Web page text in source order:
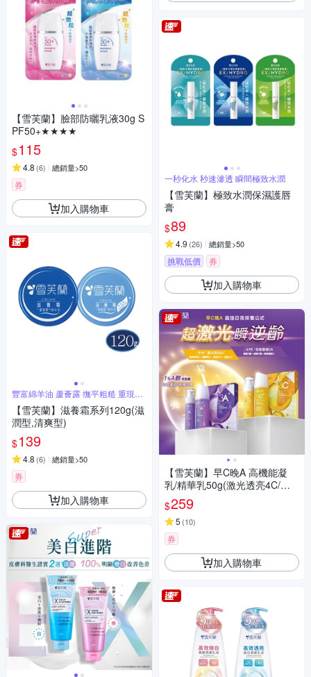
【雪芙蘭】臉部防曬乳液30g S
PF50+★★★★
$115
4.8 (6) 總銷量>50
券
加入購物車
豐富綿羊油 蘆薈露 撫平粗糙 重現光
滑
【雪芙蘭】滋養霜系列120g(滋
潤型,清爽型)
$139
4.8 (6) 總銷量>50
券
加入購物車
一秒化水 秒速滲透 瞬間極致水潤
【雪芙蘭】極致水潤保濕護唇
膏
$89
4.9 (26) 總銷量>50
挑戰低價 券
加入購物車
【雪芙蘭】早C晚A 高機能凝
乳/精華乳50g(激光透亮4C/全
能緊緻3A)
$259
5 (10)
券
加入購物車